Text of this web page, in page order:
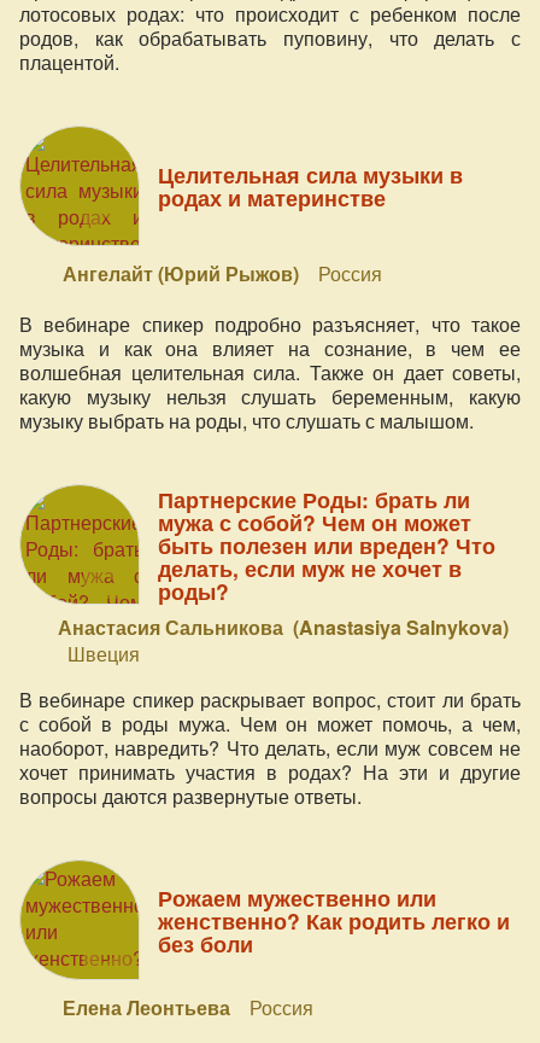
лотосовых родах: что происходит с ребенком после
родов, как обрабатывать пуповину, что делать с
плацентой.
Целительная сила музыки в
родах и материнстве
Ангелайт (Юрий Рыжов)
Россия
В вебинаре спикер подробно разъясняет, что такое
музыка и как она влияет на сознание, в чем ее
волшебная целительная сила. Также он дает советы,
какую музыку нельзя слушать беременным, какую
музыку выбрать на роды, что слушать с малышом.
Партнерские Роды: брать ли
мужа с собой? Чем он может
быть полезен или вреден? Что
делать, если муж не хочет в
роды?
Анастасия Сальникова (Anastasiya Salnykova)
Швеция
В вебинаре спикер раскрывает вопрос, стоит ли брать
с собой в роды мужа. Чем он может помочь, а чем,
наоборот, навредить? Что делать, если муж совсем не
хочет принимать участия в родах? На эти и другие
вопросы даются развернутые ответы.
Рожаем мужественно или
женственно? Как родить легко и
без боли
Елена Леонтьева
Россия